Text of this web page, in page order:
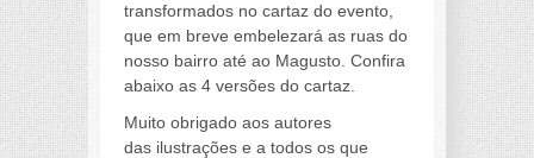
transformados no cartaz do evento,
que em breve embelezará as ruas do
nosso bairro até ao Magusto. Confira
abaixo as 4 versões do cartaz.
Muito obrigado aos autores
das ilustrações e a todos os que